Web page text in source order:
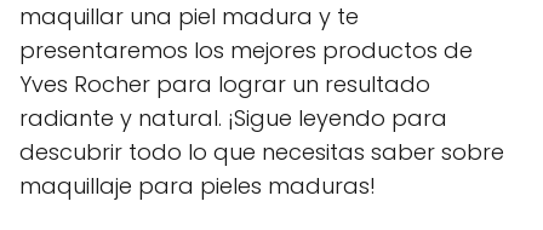
maquillar una piel madura y te
presentaremos los mejores productos de
Yves Rocher para lograr un resultado
radiante y natural. ¡Sigue leyendo para
descubrir todo lo que necesitas saber sobre
maquillaje para pieles maduras!